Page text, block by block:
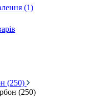
(1)
(250)
(250)